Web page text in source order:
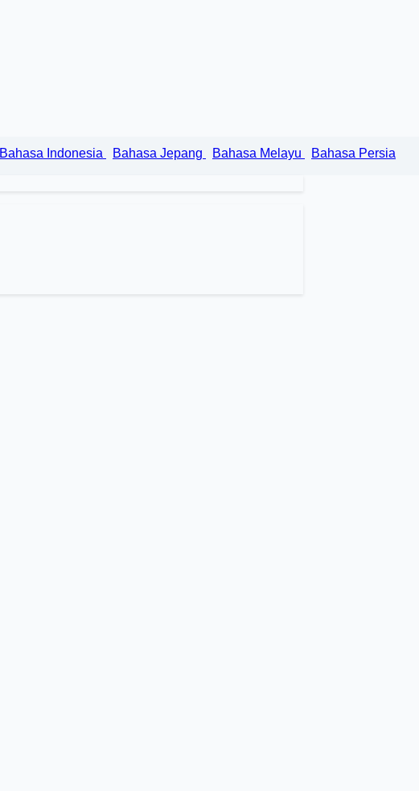
Bahasa Indonesia Bahasa Jepang Bahasa Melayu
Bahasa Persia